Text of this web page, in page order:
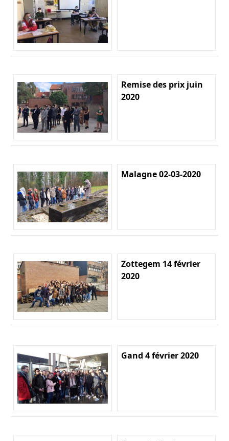
Remise des prix juin
2020
Malagne 02-03-2020
Zottegem 14 février
2020
Gand 4 février 2020